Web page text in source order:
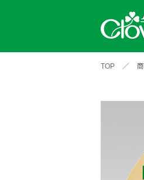
ワー
2026年
新商
クロ
TOP ／